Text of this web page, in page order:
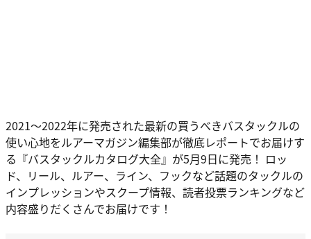
2021～2022年に発売された最新の買うべきバスタックルの
使い心地をルアーマガジン編集部が徹底レポートでお届けす
る『バスタックルカタログ大全』が5月9日に発売！ ロッ
ド、リール、ルアー、ライン、フックなど話題のタックルの
インプレッションやスクープ情報、読者投票ランキングなど
内容盛りだくさんでお届けです！